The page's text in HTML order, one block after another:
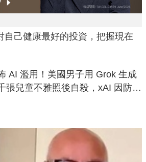
自己健康最好的投資，把握現在
AI 濫用！美國男子用 Grok 生成
張兒童不雅照後自殺，xAI 因防護